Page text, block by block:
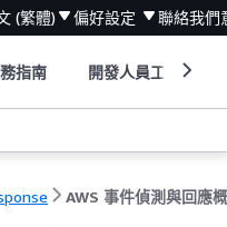
(繁體) 偏好設定 聯絡我們
指南 開發人員工具